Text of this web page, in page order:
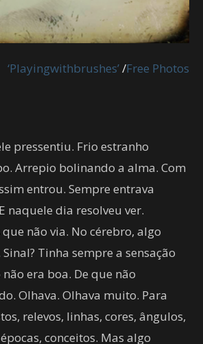
‘Playingwithbrushes’/Free Photos
pressentiu. Frio estranho
Arrepio bolinando a alma. Com
entrou. Sempre entrava
naquele dia resolveu ver.
não via. No cérebro, algo
Tinha sempre a sensação
era boa. De que não
Olhava. Olhava muito. Para
relevos, linhas, cores, ângulos,
conceitos. Mas algo